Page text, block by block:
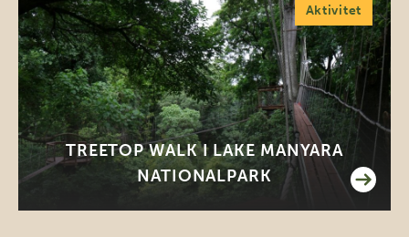
Aktivitet
TREETOP WALK I LAKE MANYARA
NATIONALPARK